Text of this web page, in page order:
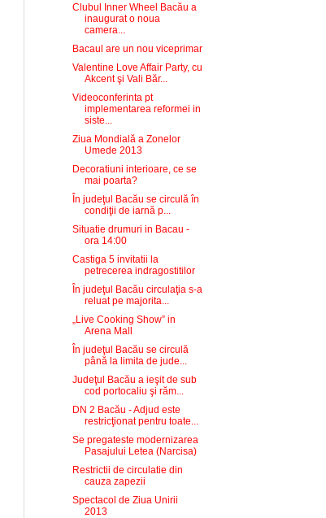
Clubul Inner Wheel Bacău a
inaugurat o noua
camera...
Bacaul are un nou viceprimar
Valentine Love Affair Party, cu
Akcent şi Vali Băr...
Videoconferinta pt
implementarea reformei in
siste...
Ziua Mondială a Zonelor
Umede 2013
Decoratiuni interioare, ce se
mai poarta?
În judeţul Bacău se circulă în
condiţii de iarnă p...
Situatie drumuri in Bacau -
ora 14:00
Castiga 5 invitatii la
petrecerea indragostitilor
În judeţul Bacău circulaţia s-a
reluat pe majorita...
„Live Cooking Show” in
Arena Mall
În judeţul Bacău se circulă
până la limita de jude...
Judeţul Bacău a ieşit de sub
cod portocaliu şi răm...
DN 2 Bacău - Adjud este
restricţionat pentru toate...
Se pregateste modernizarea
Pasajului Letea (Narcisa)
Restrictii de circulatie din
cauza zapezii
Spectacol de Ziua Unirii
2013